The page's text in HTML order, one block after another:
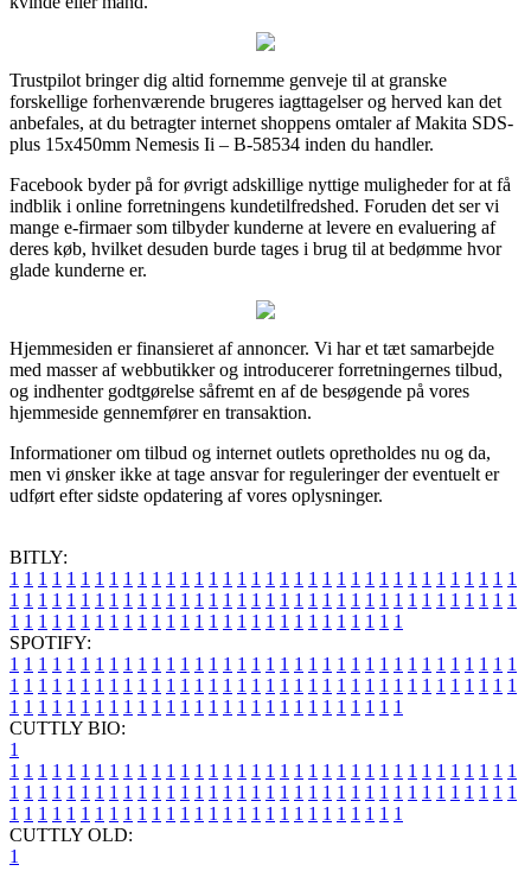
Trustpilot bringer dig altid fornemme genveje til at granske
forskellige forhenværende brugeres iagttagelser og herved kan det
anbefales, at du betragter internet shoppens omtaler af Makita SDS-
plus 15x450mm Nemesis Ii – B-58534 inden du handler.
Facebook byder på for øvrigt adskillige nyttige muligheder for at få
indblik i online forretningens kundetilfredshed. Foruden det ser vi
mange e-firmaer som tilbyder kunderne at levere en evaluering af
deres køb, hvilket desuden burde tages i brug til at bedømme hvor
glade kunderne er.
Hjemmesiden er finansieret af annoncer. Vi har et tæt samarbejde
med masser af webbutikker og introducerer forretningernes tilbud,
og indhenter godtgørelse såfremt en af de besøgende på vores
hjemmeside gennemfører en transaktion.
Informationer om tilbud og internet outlets opretholdes nu og da,
men vi ønsker ikke at tage ansvar for reguleringer der eventuelt er
udført efter sidste opdatering af vores oplysninger.
BITLY:
1 1 1 1 1 1 1 1 1 1 1 1 1 1 1 1 1 1 1 1 1 1 1 1 1 1 1 1 1 1 1 1 1 1 1 1
1 1 1 1 1 1 1 1 1 1 1 1 1 1 1 1 1 1 1 1 1 1 1 1 1 1 1 1 1 1 1 1 1 1 1 1
1 1 1 1 1 1 1 1 1 1 1 1 1 1 1 1 1 1 1 1 1 1 1 1 1 1 1 1
SPOTIFY:
1 1 1 1 1 1 1 1 1 1 1 1 1 1 1 1 1 1 1 1 1 1 1 1 1 1 1 1 1 1 1 1 1 1 1 1
1 1 1 1 1 1 1 1 1 1 1 1 1 1 1 1 1 1 1 1 1 1 1 1 1 1 1 1 1 1 1 1 1 1 1 1
1 1 1 1 1 1 1 1 1 1 1 1 1 1 1 1 1 1 1 1 1 1 1 1 1 1 1 1
CUTTLY BIO:
1
1 1 1 1 1 1 1 1 1 1 1 1 1 1 1 1 1 1 1 1 1 1 1 1 1 1 1 1 1 1 1 1 1 1 1 1
1 1 1 1 1 1 1 1 1 1 1 1 1 1 1 1 1 1 1 1 1 1 1 1 1 1 1 1 1 1 1 1 1 1 1 1
1 1 1 1 1 1 1 1 1 1 1 1 1 1 1 1 1 1 1 1 1 1 1 1 1 1 1 1
CUTTLY OLD:
1